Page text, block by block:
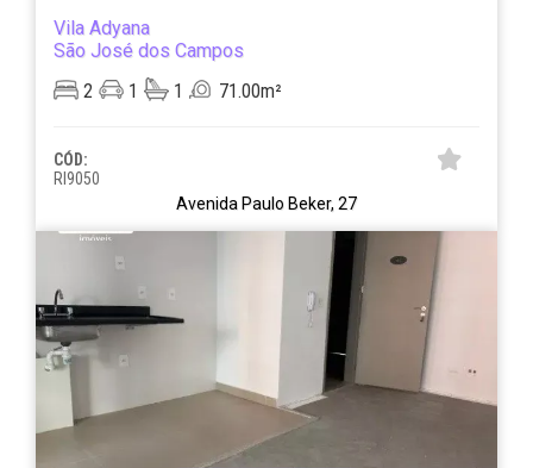
Vila Adyana
São José dos Campos
2
1 1 71.00m²
CÓD:
RI9050
Avenida Paulo Beker, 27